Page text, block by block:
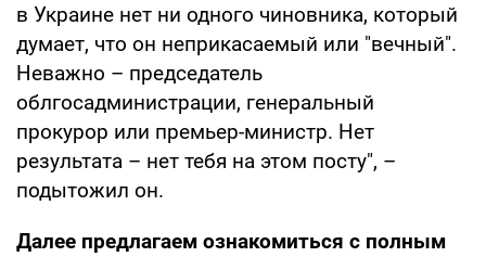
в Украине нет ни одного чиновника, который
думает, что он неприкасаемый или "вечный".
Неважно – председатель
облгосадминистрации, генеральный
прокурор или премьер-министр. Нет
результата – нет тебя на этом посту", –
подытожил он.
Далее предлагаем ознакомиться с полным